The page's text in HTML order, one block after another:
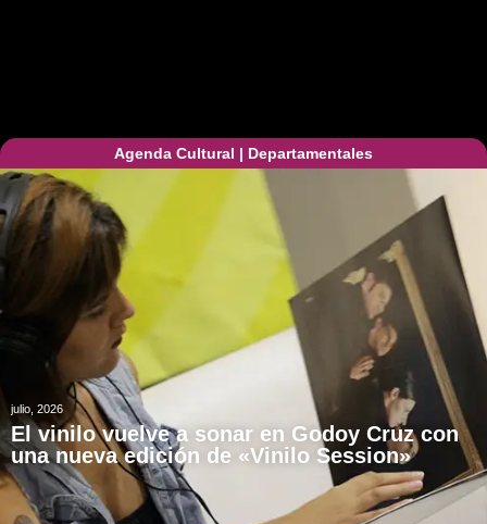
Agenda Cultural | Departamentales
julio, 2026
El vinilo vuelve a sonar en Godoy Cruz con
una nueva edición de «Vinilo Session»